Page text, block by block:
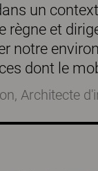
un
règne et
notre
dont le
Architecte